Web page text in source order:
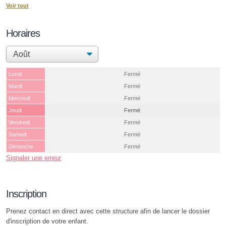
Voir tout
Horaires
Lundi
Fermé
Mardi
Fermé
Mercredi
Fermé
Jeudi
Fermé
Vendredi
Fermé
Samedi
Fermé
Dimanche
Fermé
Signaler une erreur
Inscription
Prenez contact en direct avec cette structure afin de lancer le dossier
d'inscription de votre enfant.